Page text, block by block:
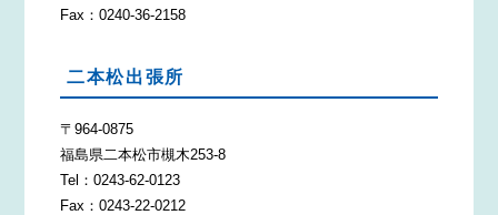
Fax：0240-36-2158
二本松出張所
〒964-0875
福島県二本松市槻木253-8
Tel：0243-62-0123
Fax：0243-22-0212